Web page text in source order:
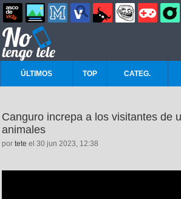
ÚLTIMOS TOP CATEG.
Canguro increpa a los visitantes de
animales
por tete el 30 jun 2023, 12:38